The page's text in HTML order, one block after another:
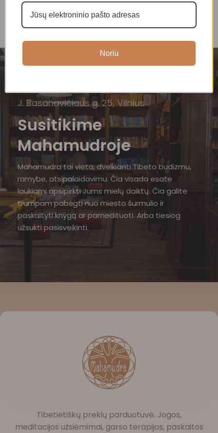
J. Basanavičiaus g. 25, Vilnius
Susitikime
Mahamudroje
Mahamudra tai vieta, dvelkianti Tibeto budizmu,
ramybe, atsipalaidavimu. Čia visada esate
laukiami apsipirkti Jums mielų daiktų. Čia galite
trumpam pabėgti nuo miesto šurmulio ir
paskaityti knygą ar pamedituoti. Arba tiesiog
užsukti pasisveikinti.
Tibetietiškų prekių parduotuvė. Jogos,
meditacijos užsiėmimai, garso terapijos, paskaitos
Noriu